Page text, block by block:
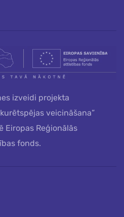
izveidi projekta
veicināšana”
Eiropas Reģionālās
fonds.